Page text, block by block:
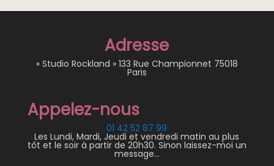
Adresse
« Studio Rockland » 133 Rue Championnet 75018
Paris
Appelez-nous
01 42 52 87 99
Les Lundi, Mardi, Jeudi et vendredi matin au plus
tôt et le soir à partir de 20h30. Sinon laissez-moi un
message…